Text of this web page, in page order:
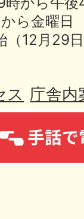
ら金曜日
（12月29
ス 庁舎内